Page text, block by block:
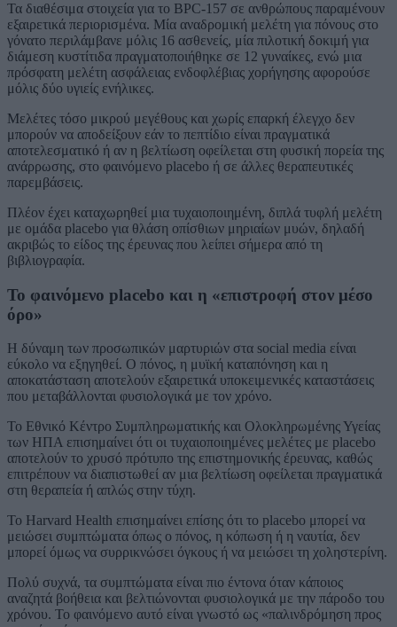
Τα διαθέσιμα στοιχεία για το BPC-157 σε ανθρώπους παραμένουν
εξαιρετικά περιορισμένα. Μία αναδρομική μελέτη για πόνους στο
γόνατο περιλάμβανε μόλις 16 ασθενείς, μία πιλοτική δοκιμή για
διάμεση κυστίτιδα πραγματοποιήθηκε σε 12 γυναίκες, ενώ μια
πρόσφατη μελέτη ασφάλειας ενδοφλέβιας χορήγησης αφορούσε
μόλις δύο υγιείς ενήλικες.
Μελέτες τόσο μικρού μεγέθους και χωρίς επαρκή έλεγχο δεν
μπορούν να αποδείξουν εάν το πεπτίδιο είναι πραγματικά
αποτελεσματικό ή αν η βελτίωση οφείλεται στη φυσική πορεία της
ανάρρωσης, στο φαινόμενο placebo ή σε άλλες θεραπευτικές
παρεμβάσεις.
Πλέον έχει καταχωρηθεί μια τυχαιοποιημένη, διπλά τυφλή μελέτη
με ομάδα placebo για θλάση οπίσθιων μηριαίων μυών, δηλαδή
ακριβώς το είδος της έρευνας που λείπει σήμερα από τη
βιβλιογραφία.
Το φαινόμενο placebo και η «επιστροφή στον μέσο
όρο»
Η δύναμη των προσωπικών μαρτυριών στα social media είναι
εύκολο να εξηγηθεί. Ο πόνος, η μυϊκή καταπόνηση και η
αποκατάσταση αποτελούν εξαιρετικά υποκειμενικές καταστάσεις
που μεταβάλλονται φυσιολογικά με τον χρόνο.
Το Εθνικό Κέντρο Συμπληρωματικής και Ολοκληρωμένης Υγείας
των ΗΠΑ επισημαίνει ότι οι τυχαιοποιημένες μελέτες με placebo
αποτελούν το χρυσό πρότυπο της επιστημονικής έρευνας, καθώς
επιτρέπουν να διαπιστωθεί αν μια βελτίωση οφείλεται πραγματικά
στη θεραπεία ή απλώς στην τύχη.
Το Harvard Health επισημαίνει επίσης ότι το placebo μπορεί να
μειώσει συμπτώματα όπως ο πόνος, η κόπωση ή η ναυτία, δεν
μπορεί όμως να συρρικνώσει όγκους ή να μειώσει τη χοληστερίνη.
Πολύ συχνά, τα συμπτώματα είναι πιο έντονα όταν κάποιος
αναζητά βοήθεια και βελτιώνονται φυσιολογικά με την πάροδο του
χρόνου. Το φαινόμενο αυτό είναι γνωστό ως «παλινδρόμηση προς